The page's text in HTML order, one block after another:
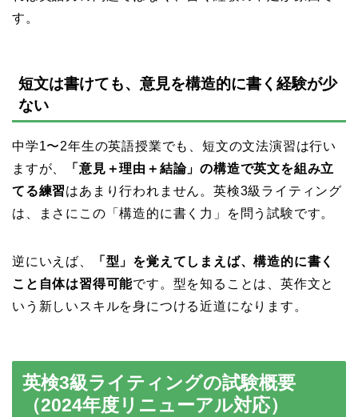
す。
短文は書けても、意見を構造的に書く経験が少
ない
中学1〜2年生の英語授業でも、短文の文法演習は行い
ますが、
「意見＋理由＋結論」の構造で英文を組み立
てる練習はあまり行われません。英検3級ライティング
は、まさにこの「構造的に書く力」を問う試験です。
逆にいえば、
「型」を覚えてしまえば、構造的に書く
こと自体は習得可能です。型を知ることは、英作文と
いう新しいスキルを身につける近道になります。
英検3級ライティングの試験概要
（2024年度リニューアル対応）